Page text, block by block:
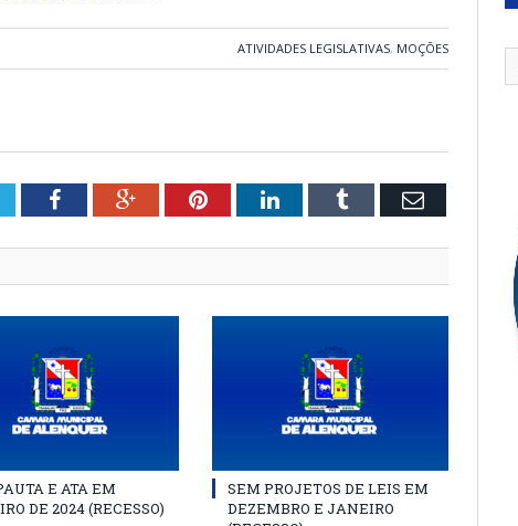
ATIVIDADES LEGISLATIVAS, MOÇÕES
FacebookGoogle+PinterestLinkedInTumblr Email
E ATA EM
DE 2024 (RECESSO)
SEM PROJETOS DE LEIS EM
DEZEMBRO E JANEIRO